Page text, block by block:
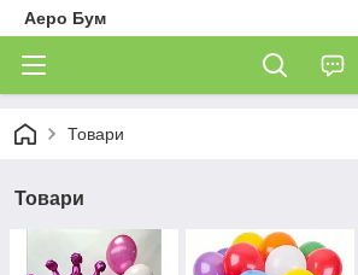
Аеро Бум
Товари
Товари